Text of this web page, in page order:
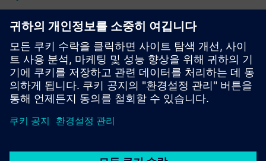
블로그 읽어봐요
PLM 컴포넌트하고 PLM 시장 전반에 대한 새로운 관점을 얻
으세요.
PLM 컴포넌트 블로그 방문하기